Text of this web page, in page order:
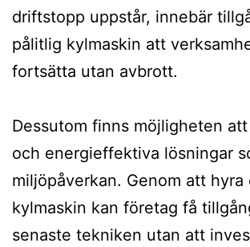
driftstopp uppstår, innebär
pålitlig kylmaskin att
fortsätta utan avbrott.
Dessutom finns möjligheten
och energieffektiva lösningar
miljöpåverkan. Genom att hyra
kylmaskin kan företag få
senaste tekniken utan att